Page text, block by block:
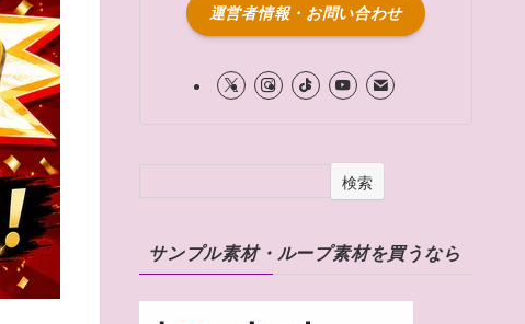
運営者情報・お問い合わせ
検索
サンプル素材・ループ素材を買うなら